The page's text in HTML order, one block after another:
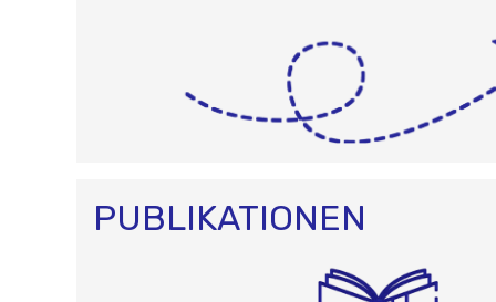
PUBLIKATIONEN